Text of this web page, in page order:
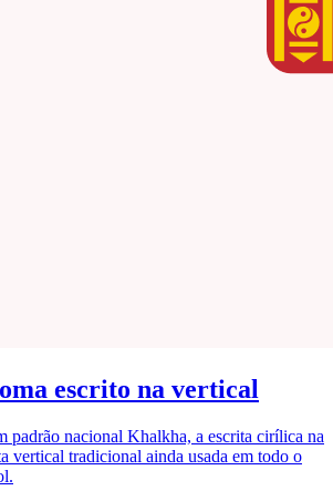
escrito na vertical
padrão nacional Khalkha, a escrita cirílica na
vertical tradicional ainda usada em todo o